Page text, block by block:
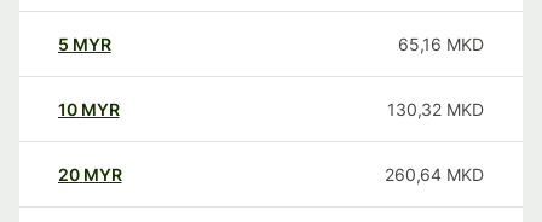
5 MYR 65,16 MKD
10 MYR 130,32 MKD
20 MYR 260,64 MKD